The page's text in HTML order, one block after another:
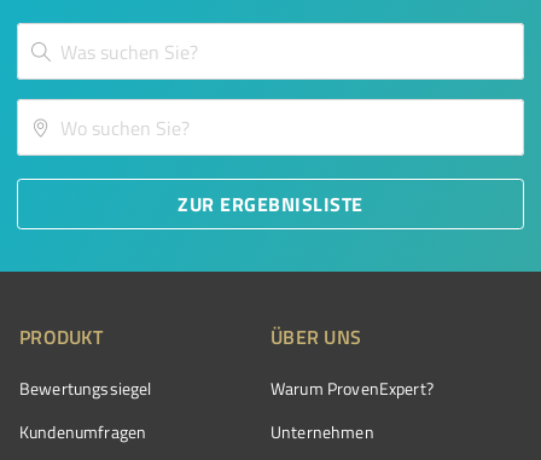
ZUR ERGEBNISLISTE
PRODUKT
Bewertungssiegel
Kundenumfragen
ÜBER UNS
Warum ProvenExpert?
Unternehmen